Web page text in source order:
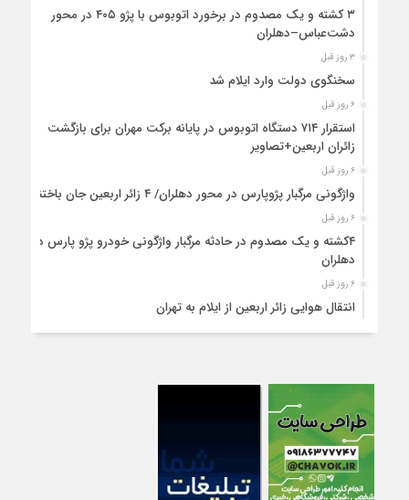
۳ کشته و یک مصدوم در برخورد اتوبوس با پژو ۴۰۵ در محور
دشت‌عباس–دهلران
۳ روز قبل
سخنگوی دولت وارد ایلام شد
۶ روز قبل
استقرار ۷۱۴ دستگاه اتوبوس در پایانه برکت مهران برای بازگشت
زائران اربعین+تصاویر
۶ روز قبل
واژگونی مرگبار پژوپارس در محور دهلران/ ۴ زائر اربعین جان باختند
۶ روز قبل
۴کشته و یک مصدوم در حادثه مرگبار واژگونی خودرو پژو پارس در
دهلران
۶ روز قبل
انتقال هوایی زائر اربعین از ایلام به تهران
۱ هفته قبل
تصادف مرگبار پراید و تیبا در محور آبدانان/سه نفر جان باختند
۱ هفته قبل
انتقال ۱۵ زائر حادثه‌دیده از عراق به مرز مهران/آماده‌باش کامل
هلال‌احمر ایلام+عکس
۱ هفته قبل